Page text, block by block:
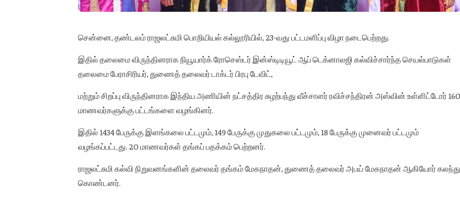
சென்னை, தண்டலம் ராஜலட்சுமி பொறியியல் கல்லூரியில், 23-வது பட்டமளிப்பு விழா நடைபெற்றது.
இதில் தலைமை விருந்தினராக நியூயார்க் ரோசெஸ்டர் இன்ஸ்டிடியூட் ஆப் டெக்னாலஜி கல்விச்சார்ந்த செயல்பாடுகள்
தலைமை பேராசிரியர், துணைத் தலைவர் டாக்டர் பிரபு டேவிட்,
மற்றும் சிறப்பு விருந்தினராக இந்திய அணியின் நட்சத்திர சுழற்பந்து வீச்சாளர் ரவிச்சந்திரன் அஸ்வின் உள்ளிட்டோர்
மாணவர்களுக்கு பட்டங்களை வழங்கினர்.
இதில் 1434 பேருக்கு இளங்கலை பட்டமும், 149 பேருக்கு முதுகலை பட்டமும், 18 பேருக்கு முனைவர் பட்டமும்
வழங்கப்பட்டது. 20 மாணவர்கள் தங்கப் பதக்கம் பெற்றனர்.
ராஜலட்சுமி கல்வி நிறுவனங்களின் தலைவர் தங்கம் மேகநாதன், துணைத் தலைவர் அபய் மேகநாதன் ஆகியோர் கலந்து
கொண்டனர்.